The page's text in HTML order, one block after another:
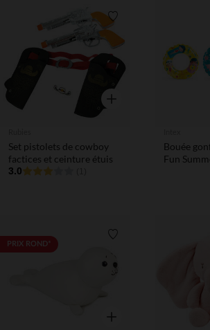
Liste de souhaits
Aperçu rapide
Set pistolets de cowboy
factices et ceinture étuis
3.0
Bouée
Fun
PRIX ROND*
Aperçu rapide